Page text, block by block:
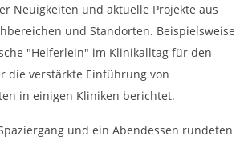
Neuigkeiten und aktuelle Projekte aus
und Standorten. Beispielsweise
"Helferlein" im Klinikalltag für den
die verstärkte Einführung von
in einigen Kliniken berichtet.
und ein Abendessen rundeten